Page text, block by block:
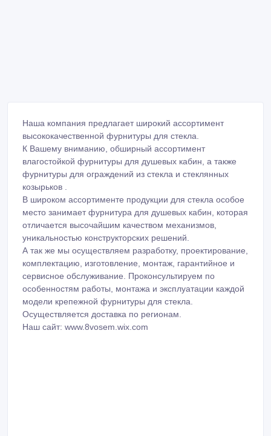
Наша компания предлагает широкий ассортимент
высококачественной фурнитуры для стекла.
К Вашему вниманию, обширный ассортимент
влагостойкой фурнитуры для душевых кабин, а также
фурнитуры для ограждений из стекла и стеклянных
козырьков .
В широком ассортименте продукции для стекла особое
место занимает фурнитура для душевых кабин, которая
отличается высочайшим качеством механизмов,
уникальностью конструкторских решений.
А так же мы осуществляем разработку, проектирование,
комплектацию, изготовление, монтаж, гарантийное и
сервисное обслуживание. Проконсультируем по
особенностям работы, монтажа и эксплуатации каждой
модели крепежной фурнитуры для стекла.
Осуществляется доставка по регионам.
Наш сайт: www.8vosem.wix.com